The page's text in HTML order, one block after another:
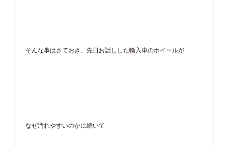
そんな事はさておき、先日お話しした輸入車のホイールが
なぜ汚れやすいのかに続いて